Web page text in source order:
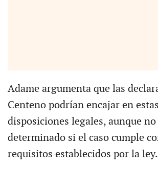
Adame argumenta que las
Centeno podrían encajar en estas
disposiciones legales, aunque no
determinado si el caso cumple
requisitos establecidos por la ley.